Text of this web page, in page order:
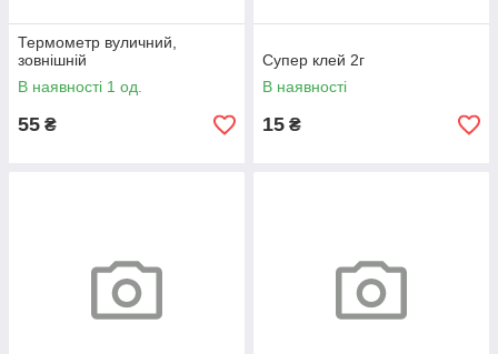
Термометр вуличний,
зовнішній
В наявності 1 од.
55 ₴
Супер клей 2г
В наявності
15 ₴